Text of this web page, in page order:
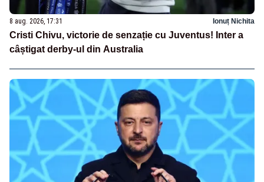
8 aug. 2026, 17:31 Ionuț Nichita
Cristi Chivu, victorie de senzație cu Juventus! Inter a
câștigat derby-ul din Australia